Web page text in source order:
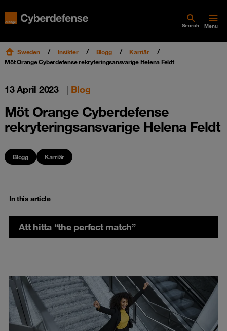
Search Menu
Sweden Insikter Blogg
Karriär
Möt Orange Cyberdefense rekryteringsansvarige Helena Feldt
13 April 2023 | Blog
Möt Orange Cyberdefense
rekryteringsansvarige Helena Feldt
Blogg Karriär
In this article
Att hitta “the perfect match”